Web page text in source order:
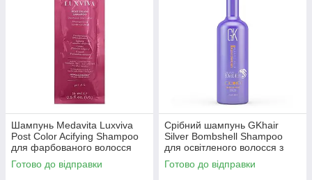
Шампунь Medavita Luxviva
Post Color Acifying Shampoo
для фарбованого волосся
(кислий p.H 4,5), 15 мл
Готово до відправки
Срібний шампунь GKhair
Silver Bombshell Shampoo
для освітленого волосся з
фіолетовим пігментом, 710
мл
Готово до відправки